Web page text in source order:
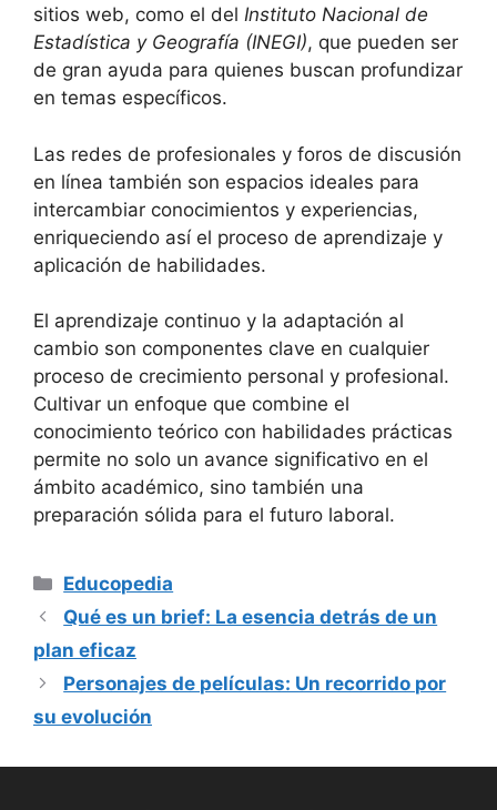
sitios web, como el del Instituto Nacional de
Estadística y Geografía (INEGI), que pueden ser
de gran ayuda para quienes buscan profundizar
en temas específicos.
Las redes de profesionales y foros de discusión
en línea también son espacios ideales para
intercambiar conocimientos y experiencias,
enriqueciendo así el proceso de aprendizaje y
aplicación de habilidades.
El aprendizaje continuo y la adaptación al
cambio son componentes clave en cualquier
proceso de crecimiento personal y profesional.
Cultivar un enfoque que combine el
conocimiento teórico con habilidades prácticas
permite no solo un avance significativo en el
ámbito académico, sino también una
preparación sólida para el futuro laboral.
Categorías
Educopedia
Qué es un brief: La esencia detrás de un
plan eficaz
Personajes de películas: Un recorrido por
su evolución